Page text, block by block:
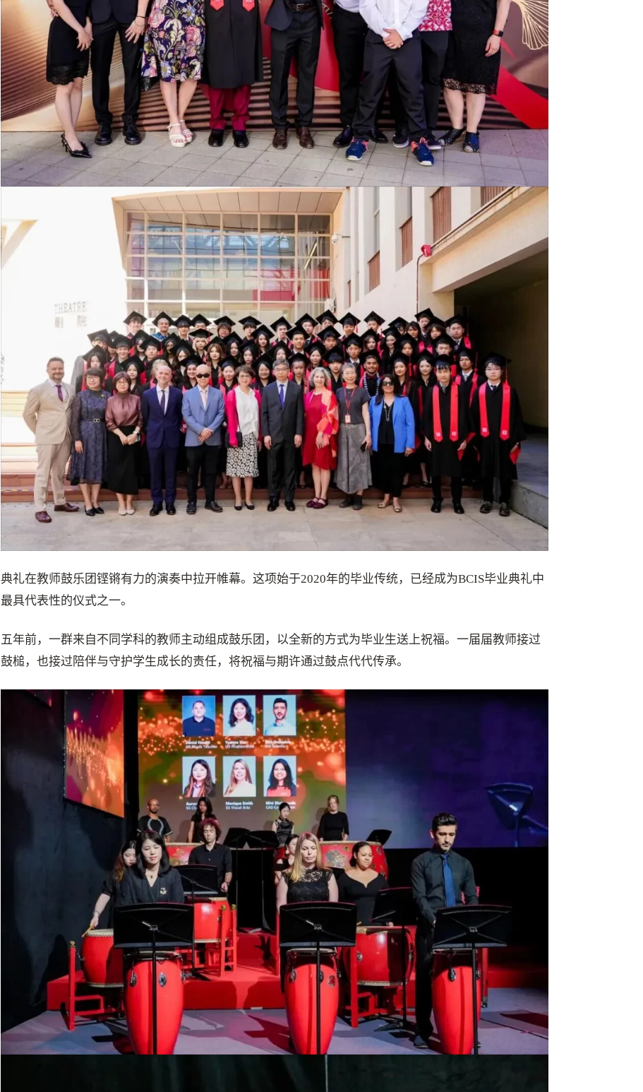
典礼在教师鼓乐团铿锵有力的演奏中拉开帷幕。这项始于2020年的毕业传统，已经成为BCIS毕业典礼中
最具代表性的仪式之一。
五年前，一群来自不同学科的教师主动组成鼓乐团，以全新的方式为毕业生送上祝福。一届届教师接过
鼓槌，也接过陪伴与守护学生成长的责任，将祝福与期许通过鼓点代代传承。